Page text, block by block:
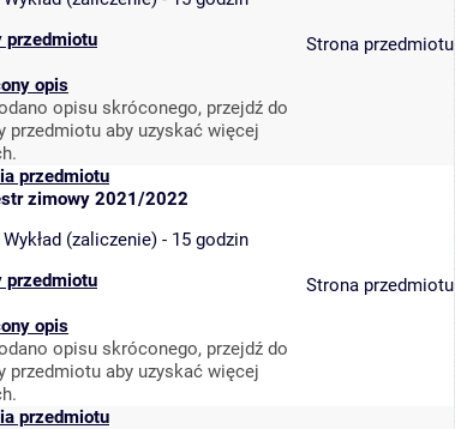
przedmiotu
opis
opisu skróconego, przejdź do
przedmiotu aby uzyskać więcej
Strona przedmiotu
przedmiotu
zimowy 2021/2022
Wykład (zaliczenie) - 15 godzin
przedmiotu
opis
opisu skróconego, przejdź do
przedmiotu aby uzyskać więcej
Strona przedmiotu
przedmiotu